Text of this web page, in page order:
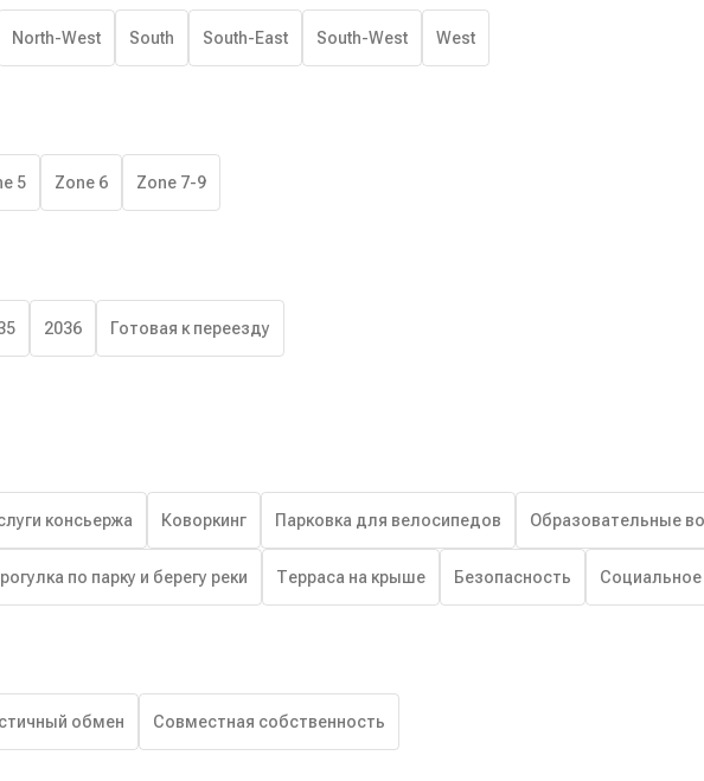
North-West South South-East South-West West
5 Zone 6 Zone 7-9
2036 Готовая к переезду
консьержа Коворкинг Парковка для велосипедов Образовательные
по парку и берегу реки Терраса на крыше Безопасность Социальное
обмен Совместная собственность